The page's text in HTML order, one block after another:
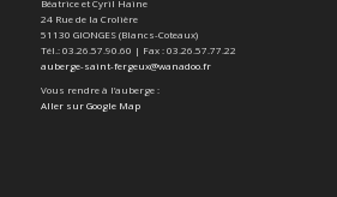
Béatrice et Cyril Haine
24 Rue de la Crolière
51130 GIONGES (Blancs-Coteaux)
Tél.: 03.26.57.90.60 | Fax : 03.26.57.77.22
auberge-saint-fergeux@wanadoo.fr
Vous rendre à l’auberge :
Aller sur Google Map